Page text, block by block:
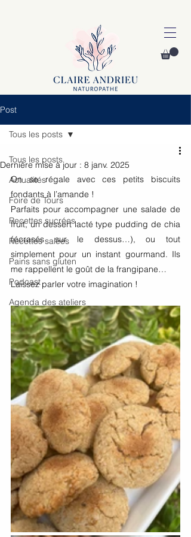
Post
Tous les posts
Actualités
Foire de Tours
Recettes sucrées
Recettes salées
Pains sans gluten
Podcast
Agenda des ateliers
Tous les posts
Dernière mise à jour : 8 janv. 2025
On se régale avec ces petits biscuits
fondants à l’amande !
Parfaits pour accompagner une salade de
fruit, un dessert lacté type pudding de chia
(écrasés sur le dessus…), ou tout
simplement pour un instant gourmand. Ils
me rappellent le goût de la frangipane…
Laissez parler votre imagination !